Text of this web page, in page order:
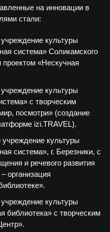
на инновации в
стали:
культуры
система» Соликамского
проектом «Нескучная
культуры
с творческим
посмотри» (создание
izi.TRAVEL).
культуры
система», г. Березники, с
и речевого развития
организация
культуры
библиотека» с творческим